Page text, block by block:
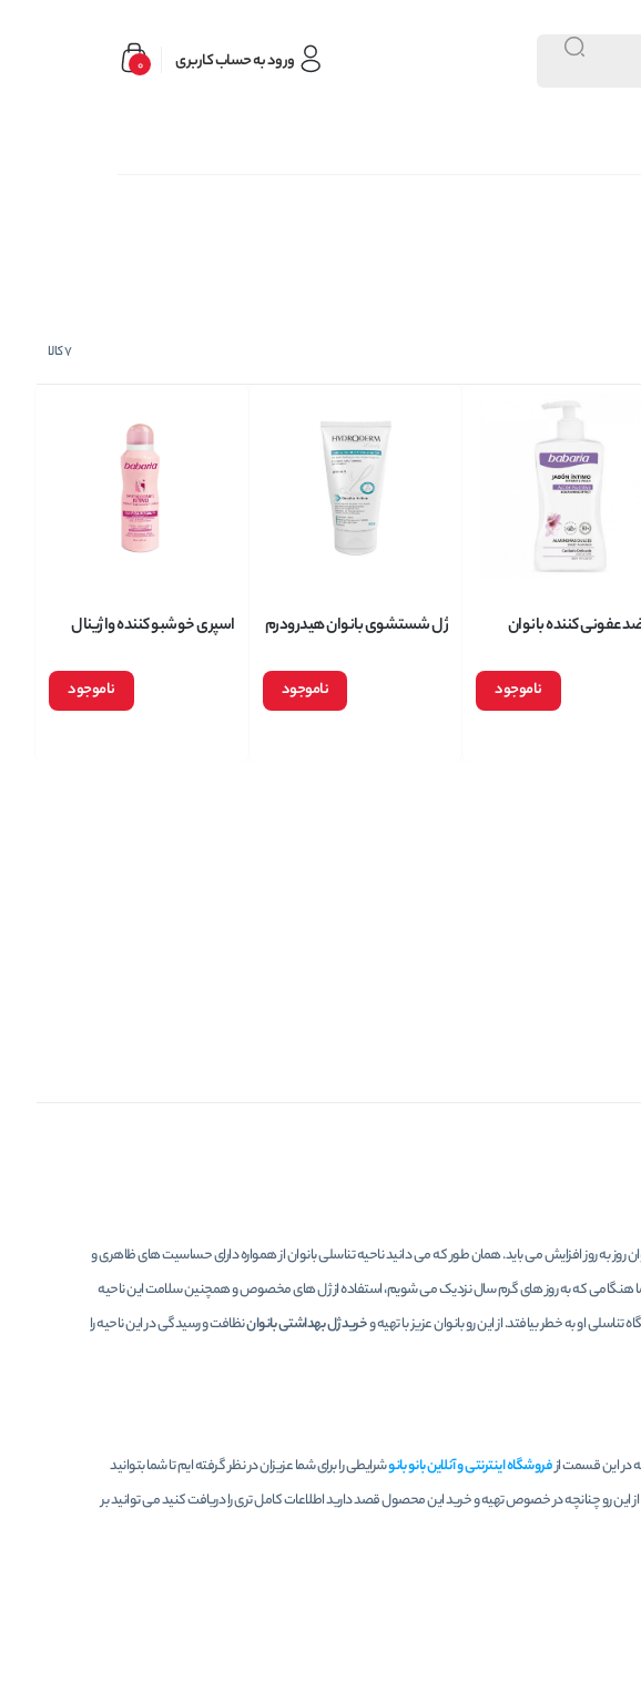
ورود به حساب کاربری 0
7کالا
عفونی کننده بانوان
Almond Intimate Wash حاوی
عصاره بادام شیرین حجم 300
ناموجود
ژل شستشوی بانوان هیدرودرم
ناموجود
اسپری خوشبو کننده واژینال
ناموجود
به روز افزایش می باید. همان طور که می دانید ناحیه تناسلی بانوان از همواره دارای حساسیت های ظاهری و
هنگامی که به روز های گرم سال نزدیک می شویم، استفاده از ژل های مخصوص و همچنین سلامت این ناحیه
او به خطر بیافتد. از این رو بانوان عزیز با تهیه وخرید ژل بهداشتی بانواننظافت و رسیدگی در این ناحیه را
در این قسمت ازفروشگاه اینترنتی و آنلاین بانو بانوشرایطی را برای شما عزیزان در نظر گرفته ایم تا شما بتوانید
این رو چنانچه در خصوص تهیه و خرید این محصول قصد دارید اطلاعات کامل تری را دریافت کنید می توانید بر